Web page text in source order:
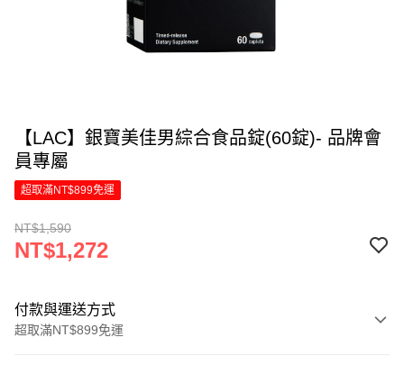
【LAC】銀寶美佳男綜合食品錠(60錠)- 品牌會
員專屬
超取滿NT$899免運
NT$1,590
NT$1,272
付款與運送方式
超取滿NT$899免運